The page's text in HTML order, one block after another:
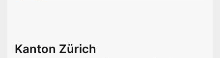
Kanton Zürich